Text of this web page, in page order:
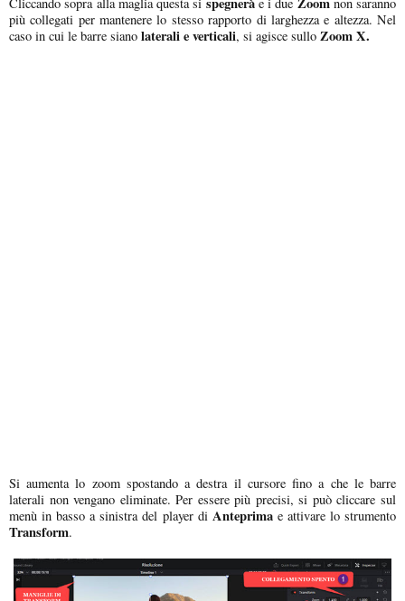
più collegati per mantenere lo stesso rapporto di larghezza e altezza. Nel
caso in cui le barre siano laterali e verticali, si agisce sullo Zoom X.
Si aumenta lo zoom spostando a destra il cursore fino a che le barre
laterali non vengano eliminate. Per essere più precisi, si può cliccare sul
menù in basso a sinistra del player di Anteprimae attivare lo strumento
Transform.